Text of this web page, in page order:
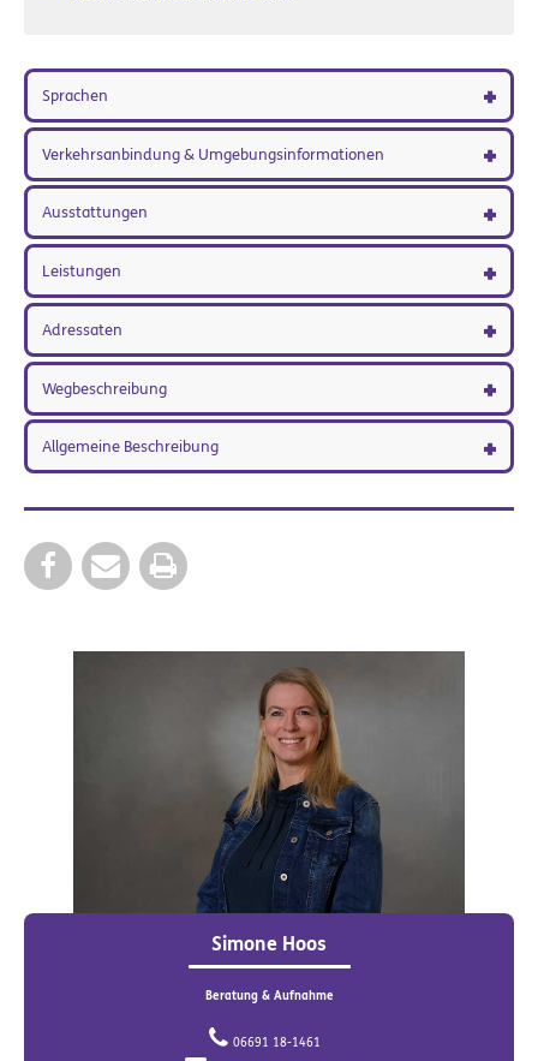
Sprachen
Verkehrsanbindung & Umgebungsinformationen
Ausstattungen
Leistungen
Adressaten
Wegbeschreibung
Allgemeine Beschreibung
Simone Hoos
Beratung & Aufnahme
06691 18-1461